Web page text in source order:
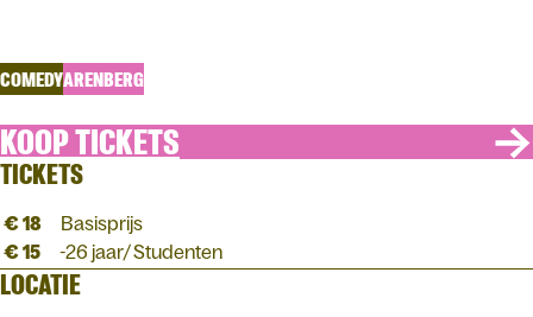
COMEDYARENBERG
KOOP TICKETS
TICKETS
€ 18
Basisprijs
€ 15
-26 jaar/ Studenten
LOCATIE